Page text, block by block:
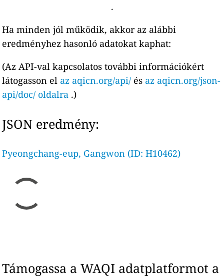
.
Ha minden jól működik, akkor az alábbi
eredményhez hasonló adatokat kaphat:
(Az API-val kapcsolatos további információkért
látogasson el az aqicn.org/api/ és az aqicn.org/json-
api/doc/ oldalra .)
JSON eredmény:
Pyeongchang-eup, Gangwon (ID: H10462)
Támogassa a WAQI adatplatformot a